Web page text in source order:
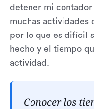
detener mi
muchas actividades
por lo que es difícil
hecho y el tiempo
actividad.
Conocer los